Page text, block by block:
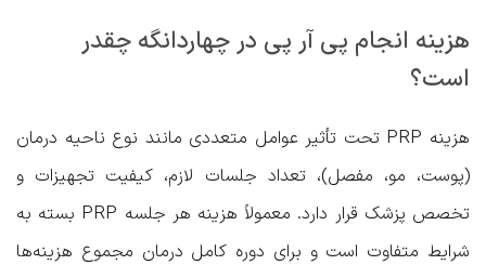
هزینه انجام پی آر پی در چهاردانگه چقدر
است؟
هزینه PRP تحت تأثیر عوامل متعددی مانند نوع ناحیه درمان
(پوست، مو، مفصل)، تعداد جلسات لازم، کیفیت تجهیزات و
تخصص پزشک قرار دارد. معمولاً هزینه هر جلسه PRP بسته به
شرایط متفاوت است و برای دوره کامل درمان مجموع هزینه‌ها